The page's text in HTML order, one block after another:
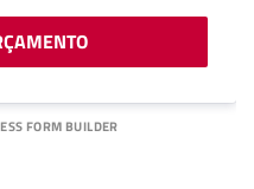
FORM BUILDER